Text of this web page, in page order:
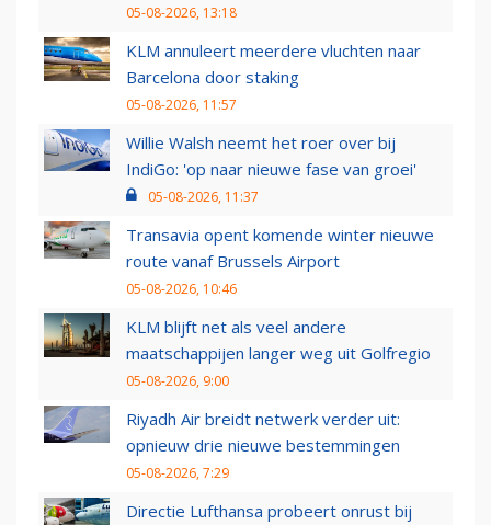
05-08-2026, 13:18
KLM annuleert meerdere vluchten naar
Barcelona door staking
05-08-2026, 11:57
Willie Walsh neemt het roer over bij
IndiGo: 'op naar nieuwe fase van groei'
05-08-2026, 11:37
Transavia opent komende winter nieuwe
route vanaf Brussels Airport
05-08-2026, 10:46
KLM blijft net als veel andere
maatschappijen langer weg uit Golfregio
05-08-2026, 9:00
Riyadh Air breidt netwerk verder uit:
opnieuw drie nieuwe bestemmingen
05-08-2026, 7:29
Directie Lufthansa probeert onrust bij